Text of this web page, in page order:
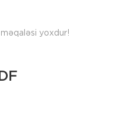
yoxdur!